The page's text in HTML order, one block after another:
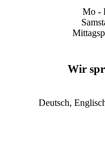
Mo -
Wir
Deutsch,